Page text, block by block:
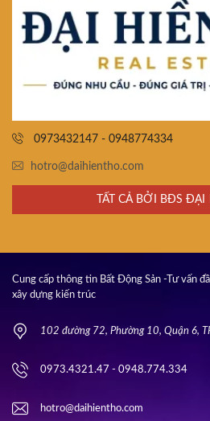
0973432147 - 0948774334
hotro@daihientho.com
TẤT CẢ BỞI BĐS
Cung cấp thông tin Bất Động Sản -Tư vấn
xây dựng kiến trúc
102 đường 72, Phường 10, Quận 6,
0973.4321.47 - 0948.774.334
hotro@daihientho.com